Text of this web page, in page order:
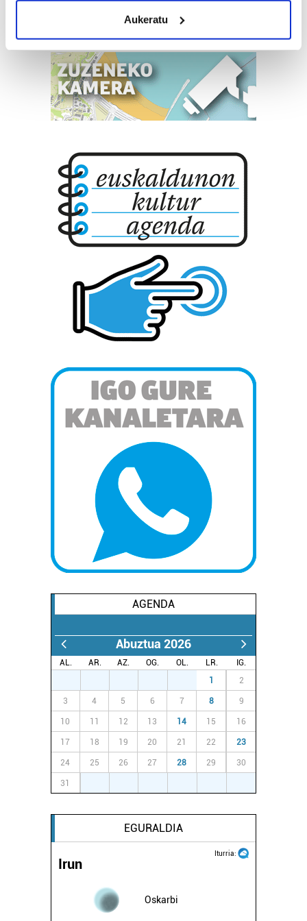
meters
Identify your device by actively scanning it for
specific characteristics (fingerprinting)
Find out more about how your personal data is processed
and set your preferences in the
details section.
Guk eta gure bazkideek zure datu pertsonalak
prozesatzen ditugu, zure IP zenbakia, besteak beste,
pertsonalizatuak eskaintzeko, iragarkiak eta edukia
neurtzeko, jendeari buruzko informazioa biltzeko eta
produktuak garatzeko. Zure datuak nork eta zertarako
erabiltzen dituen hauta dezakezu.
Bazkide batzuek ez dizute baimenik eskatzen, eta beren
interes komertzial legitimoetan babesten dira. Ikusi gure
bazkideen zerrenda, beren ustez zein helburutarako
duten interes legitimoa eta horren aurka nola egin
dezakezun ikusteko.
Lortu zure datu pertsonalak prozesatzeko moduari
datuen atalean. Edozein unetan alda edo ken dezakezu
zure baimena Cookieen adierazpenean.
Webgune honek cookie propioak eta hirugarrenen cookie-
zerbitzuak hobetzeko asmoz, cookie teknologiaz
baliatzen gara. Ohar hau onartuz gero, teknologia hori
erabiltzeko baimen esplizitua ematen diguzu.
Aukeratu
AGENDA
Abuztua 2026
AL. AR. AZ. OG. OL. LR.
IG.
1 2
3 4 5 6 7 8 9
10 11 12 13 14 15 16
17 18 19 20 21 22 23
24 25 26 27 28 29 30
31
EGURALDIA
Iturria:
Irun
Oskarbi